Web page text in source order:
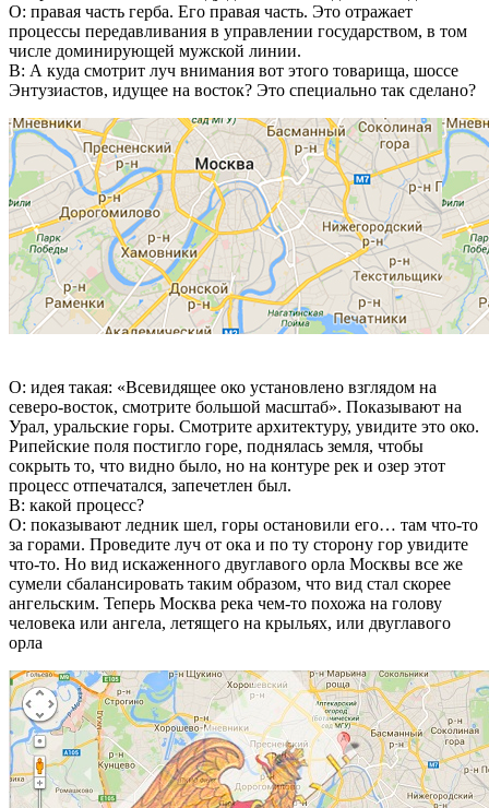
О: правая часть герба. Его правая часть. Это отражает
процессы передавливания в управлении государством, в том
числе доминирующей мужской линии.
В: А куда смотрит луч внимания вот этого товарища, шоссе
Энтузиастов, идущее на восток? Это специально так сделано?
О: идея такая: «Всевидящее око установлено взглядом на
северо-восток, смотрите большой масштаб». Показывают на
Урал, уральские горы. Смотрите архитектуру, увидите это око.
Рипейские поля постигло горе, поднялась земля, чтобы
сокрыть то, что видно было, но на контуре рек и озер этот
процесс отпечатался, запечетлен был.
В: какой процесс?
О: показывают ледник шел, горы остановили его… там что-то
за горами. Проведите луч от ока и по ту сторону гор увидите
что-то. Но вид искаженного двуглавого орла Москвы все же
сумели сбалансировать таким образом, что вид стал скорее
ангельским. Теперь Москва река чем-то похожа на голову
человека или ангела, летящего на крыльях, или двуглавого
орла